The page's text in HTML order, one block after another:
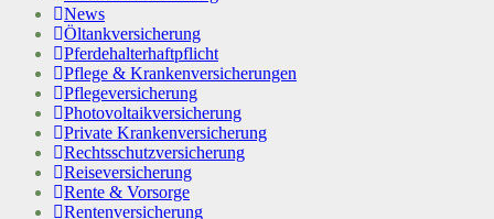
News
Öltankversicherung
Pferdehalterhaftpflicht
Pflege & Krankenversicherungen
Pflegeversicherung
Photovoltaikversicherung
Private Krankenversicherung
Rechtsschutzversicherung
Reiseversicherung
Rente & Vorsorge
Rentenversicherung